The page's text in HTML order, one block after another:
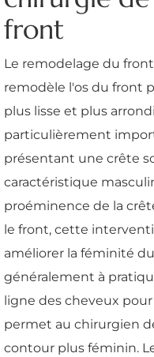
front
Le remodelage du
remodèle l'os du front
plus lisse et plus
particulièrement
présentant une crête
caractéristique
proéminence de la
le front, cette
améliorer la féminité
généralement à
ligne des cheveux
permet au chirurgien
contour plus féminin.